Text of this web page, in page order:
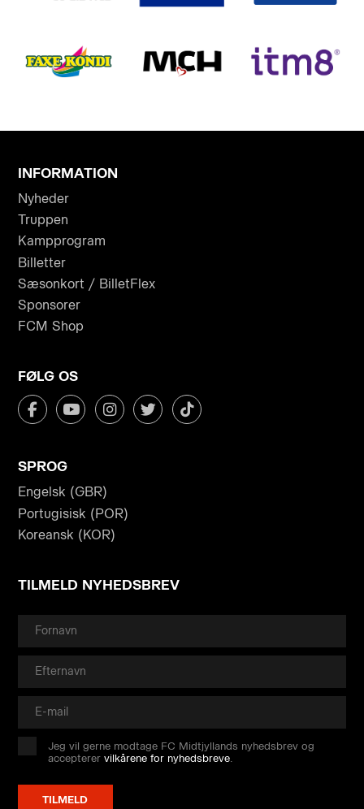
INFORMATION
Nyheder
Truppen
Kampprogram
Billetter
Sæsonkort / BilletFlex
Sponsorer
FCM Shop
FØLG OS
SPROG
Engelsk (GBR)
Portugisisk (POR)
Koreansk (KOR)
TILMELD NYHEDSBREV
Jeg vil gerne modtage FC Midtjyllands nyhedsbrev og
accepterervilkårene for nyhedsbreve.